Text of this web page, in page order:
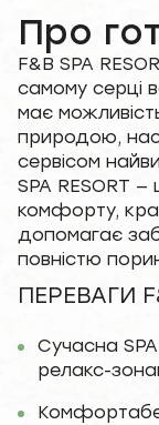
Про
F&B SPA
самому серці
має
природою,
сервісом
SPA RESORT
комфорту,
допомагає
повністю
ПЕРЕВАГИ
Сучасна
релакс-